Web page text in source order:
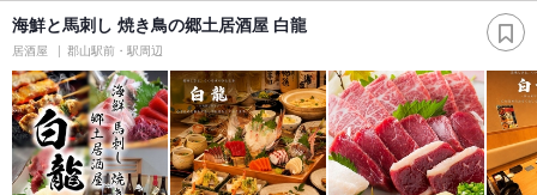
海鮮と馬刺し 焼き鳥の郷土居酒屋 白龍
居酒屋 郡山駅前・駅周辺